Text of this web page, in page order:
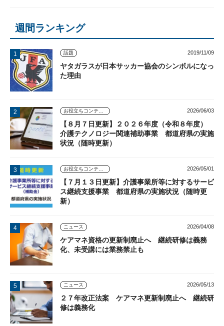
週間ランキング
話題 2019/11/09
ヤタガラスが日本サッカー協会のシンボルになっ
た理由
お役立ちコンテンツ 2026/06/03
【８月７日更新】２０２６年度（令和８年度）
介護テクノロジー関連補助事業 都道府県の実施
状況（随時更新）
お役立ちコンテンツ 2026/05/01
【７月１３日更新】介護事業所等に対するサービ
ス継続支援事業 都道府県の実施状況（随時更
新）
ニュース 2026/04/08
ケアマネ資格の更新制廃止へ 継続研修は義務
化、未受講には業務禁止も
ニュース 2026/05/13
２７年改正法案 ケアマネ更新制廃止へ 継続研
修は義務化